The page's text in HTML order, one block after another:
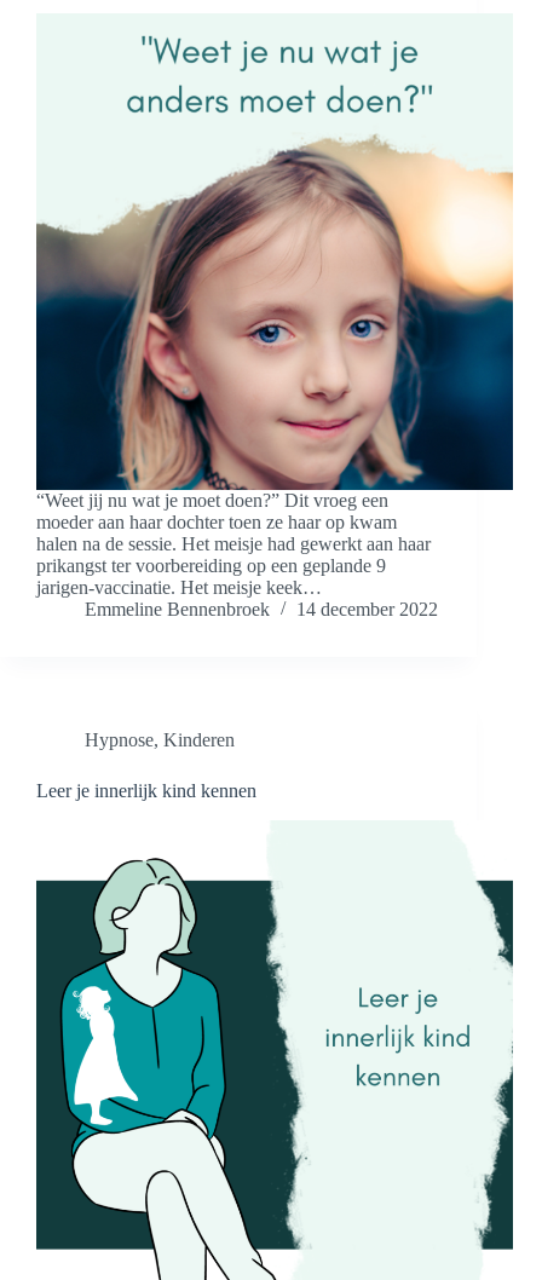
“Weet jij nu wat je moet doen?” Dit vroeg een
moeder aan haar dochter toen ze haar op kwam
halen na de sessie. Het meisje had gewerkt aan haar
prikangst ter voorbereiding op een geplande 9
jarigen-vaccinatie. Het meisje keek…
Emmeline Bennenbroek
14 december 2022
Hypnose, Kinderen
Leer je innerlijk kind kennen